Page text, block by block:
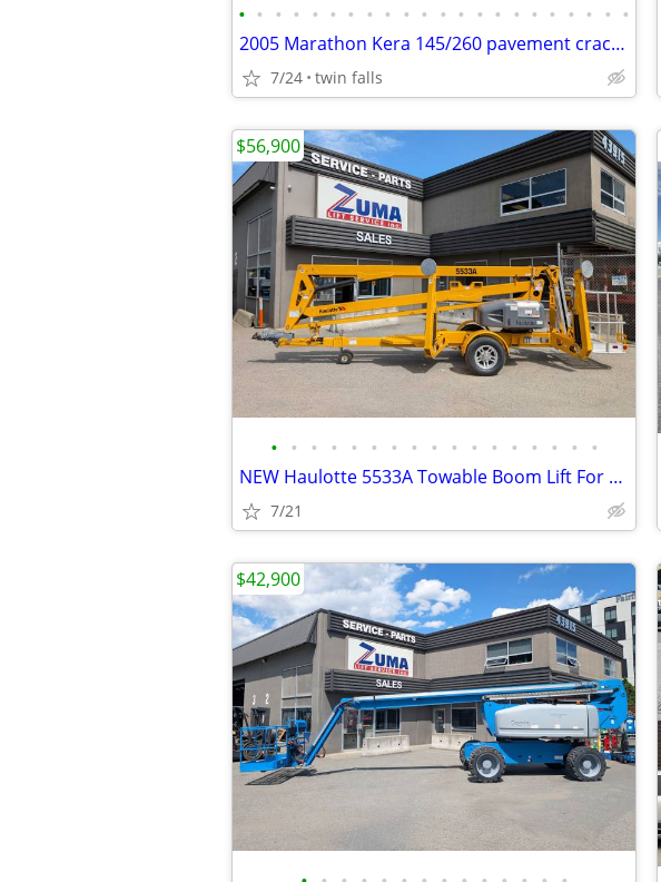
• • • • • • • • • • • • • • • • • • • • • •
2005 Marathon Kera 145/260 pavement crack patcher
7/24 twin falls
• • • • • • • • • • • • • • • • •
NEW Haulotte 5533A Towable Boom Lift For Sale – Finance $1139 Per Mo*
7/21
$56,900
$42,900